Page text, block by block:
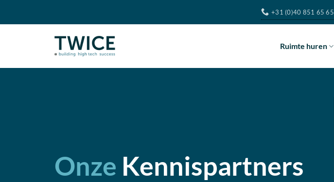
+31 (0)40 851 65 65
Ruimte huren
Onze Kennispartners